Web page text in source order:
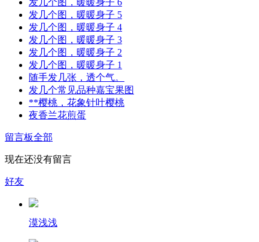
发几个图，暖暖身子 5
发几个图，暖暖身子 4
发几个图，暖暖身子 3
发几个图，暖暖身子 2
发几个图，暖暖身子 1
随手发几张，透个气。
发几个常见品种嘉宝果图
**樱桃，花象针叶樱桃
夜香兰花煎蛋
留言板全部
现在还没有留言
好友
漠浅浅